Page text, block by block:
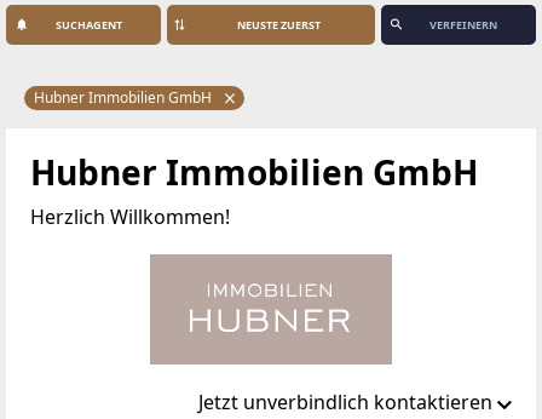
SUCHAGENT VERFEINERN
Hubner Immobilien GmbH
Hubner Immobilien GmbH
Herzlich Willkommen!
Jetzt unverbindlich kontaktieren